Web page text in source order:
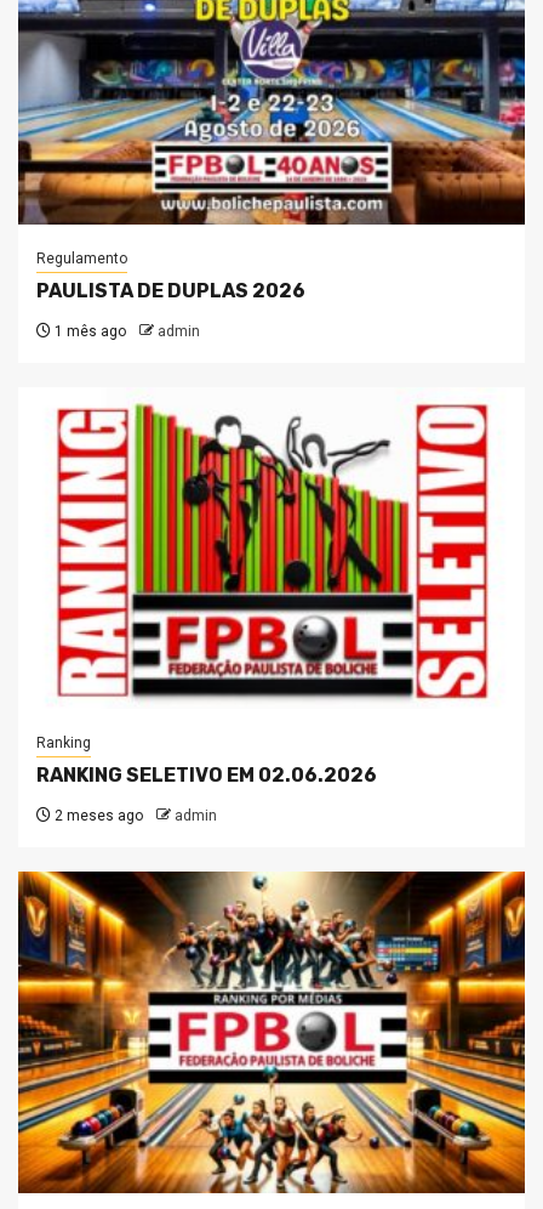
Regulamento
PAULISTA DE DUPLAS 2026
1 mês ago admin
Ranking
RANKING SELETIVO EM 02.06.2026
2 meses ago admin